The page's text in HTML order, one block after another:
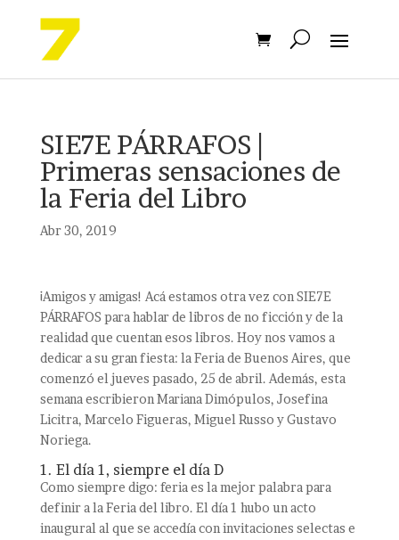
SIE7E PÁRRAFOS |
Primeras sensaciones de
la Feria del Libro
Abr 30, 2019
¡Amigos y amigas! Acá estamos otra vez con SIE7E
PÁRRAFOS para hablar de libros de no ficción y de la
realidad que cuentan esos libros. Hoy nos vamos a
dedicar a su gran fiesta: la Feria de Buenos Aires, que
comenzó el jueves pasado, 25 de abril. Además, esta
semana escribieron Mariana Dimópulos, Josefina
Licitra, Marcelo Figueras, Miguel Russo y Gustavo
Noriega.
1. El día 1, siempre el día D
Como siempre digo: feria es la mejor palabra para
definir a la Feria del libro. El día 1 hubo un acto
inaugural al que se accedía con invitaciones selectas e